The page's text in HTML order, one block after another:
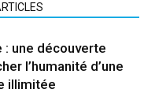
: une découverte
l’humanité d’une
illimitée